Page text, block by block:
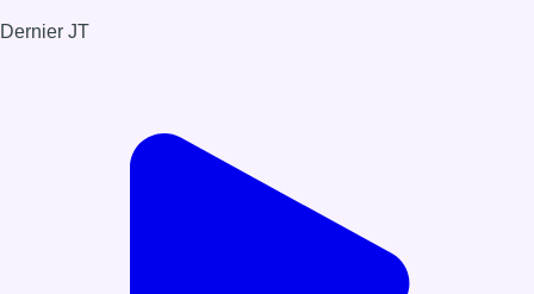
Dernier JT